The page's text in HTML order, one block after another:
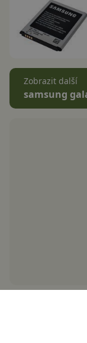
Zobrazit další
samsung